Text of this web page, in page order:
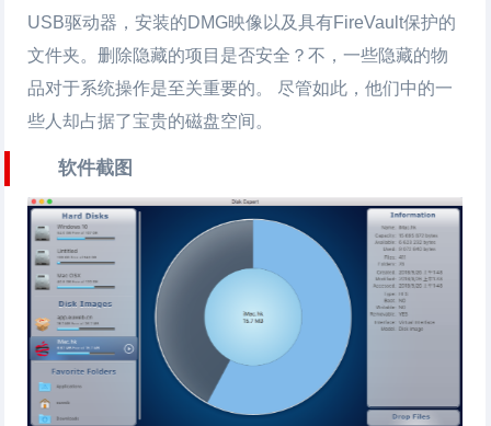
USB驱动器，安装的DMG映像以及具有FireVault保护的
文件夹。删除隐藏的项目是否安全？不，一些隐藏的物
品对于系统操作是至关重要的。 尽管如此，他们中的一
些人却占据了宝贵的磁盘空间。
软件截图